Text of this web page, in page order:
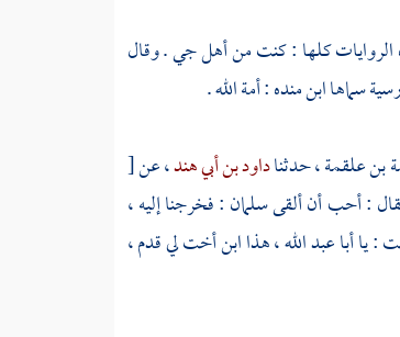
الروايات كلها : كنت من أهلجي. وقال
سماهاابن منده: أمة الله .
بن علقمة، حدثناداود بن أبي هند، عن[
: أحب أن ألقى سلمان : فخرجنا إليه ،
أبا عبد الله ، هذا ابن أخت لي قدم ،